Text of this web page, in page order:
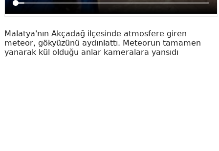
Malatya'nın Akçadağ ilçesinde atmosfere giren
meteor, gökyüzünü aydınlattı. Meteorun tamamen
yanarak kül olduğu anlar kameralara yansıdı